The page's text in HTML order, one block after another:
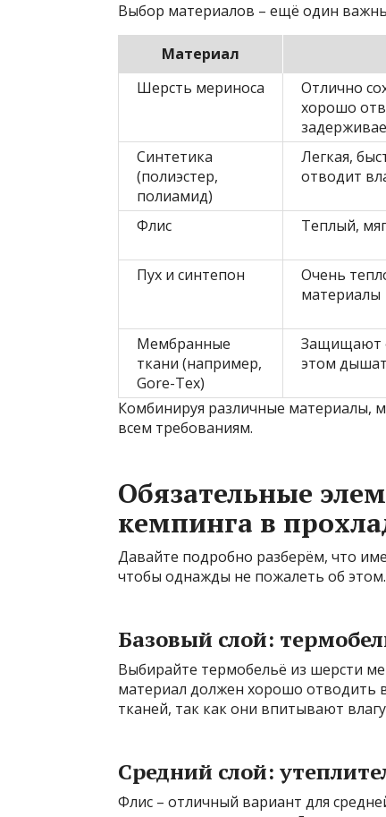
Выбор материалов – ещё один
Материал
Шерсть мериноса
Отлично
хорошо
Синтетика
(полиэстер,
полиамид)
Легкая,
отводит
Флис
Теплый,
Пух и синтепон
Очень
материалы
Мембранные
ткани (например,
Gore-Tex)
Защищают
этом дышат
Комбинируя различные материалы,
всем требованиям.
Обязательные
кемпинга в
Давайте подробно разберём, что
чтобы однажды не пожалеть об этом.
Базовый слой:
Выбирайте термобельё из шерсти
материал должен хорошо отводить
тканей, так как они впитывают
Средний слой:
Флис – отличный вариант для